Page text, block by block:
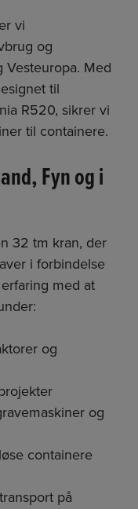
vi
og
Med
til
R520, sikrer vi
til containere.
Fyn og i
32 tm kran, der
i forbindelse
med at
og
og
containere
på